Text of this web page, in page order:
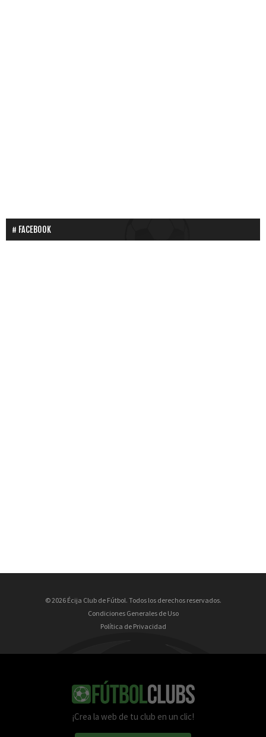
FACEBOOK
© 2026 Écija Club de Fútbol. Todos los derechos reservados.
Condiciones Generales de Uso
Política de Privacidad
¡Crea la web de tu club en un clic!